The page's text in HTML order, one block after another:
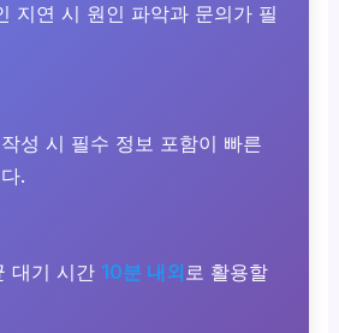
지연 시 원인 파악과 문의가 필
성 시 필수 정보 포함이 빠른
.
대기 시간 10분 내외 로 활용할